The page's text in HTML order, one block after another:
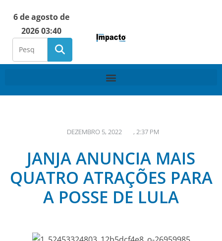
6 de agosto de
2026 03:40
DEZEMBRO 5, 2022 , 2:37 PM
JANJA ANUNCIA MAIS
QUATRO ATRAÇÕES PARA
A POSSE DE LULA